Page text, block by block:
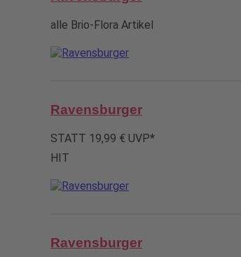
alle Brio-Flora Artikel
Ravensburger
STATT 19,99 € UVP*
HIT
Ravensburger